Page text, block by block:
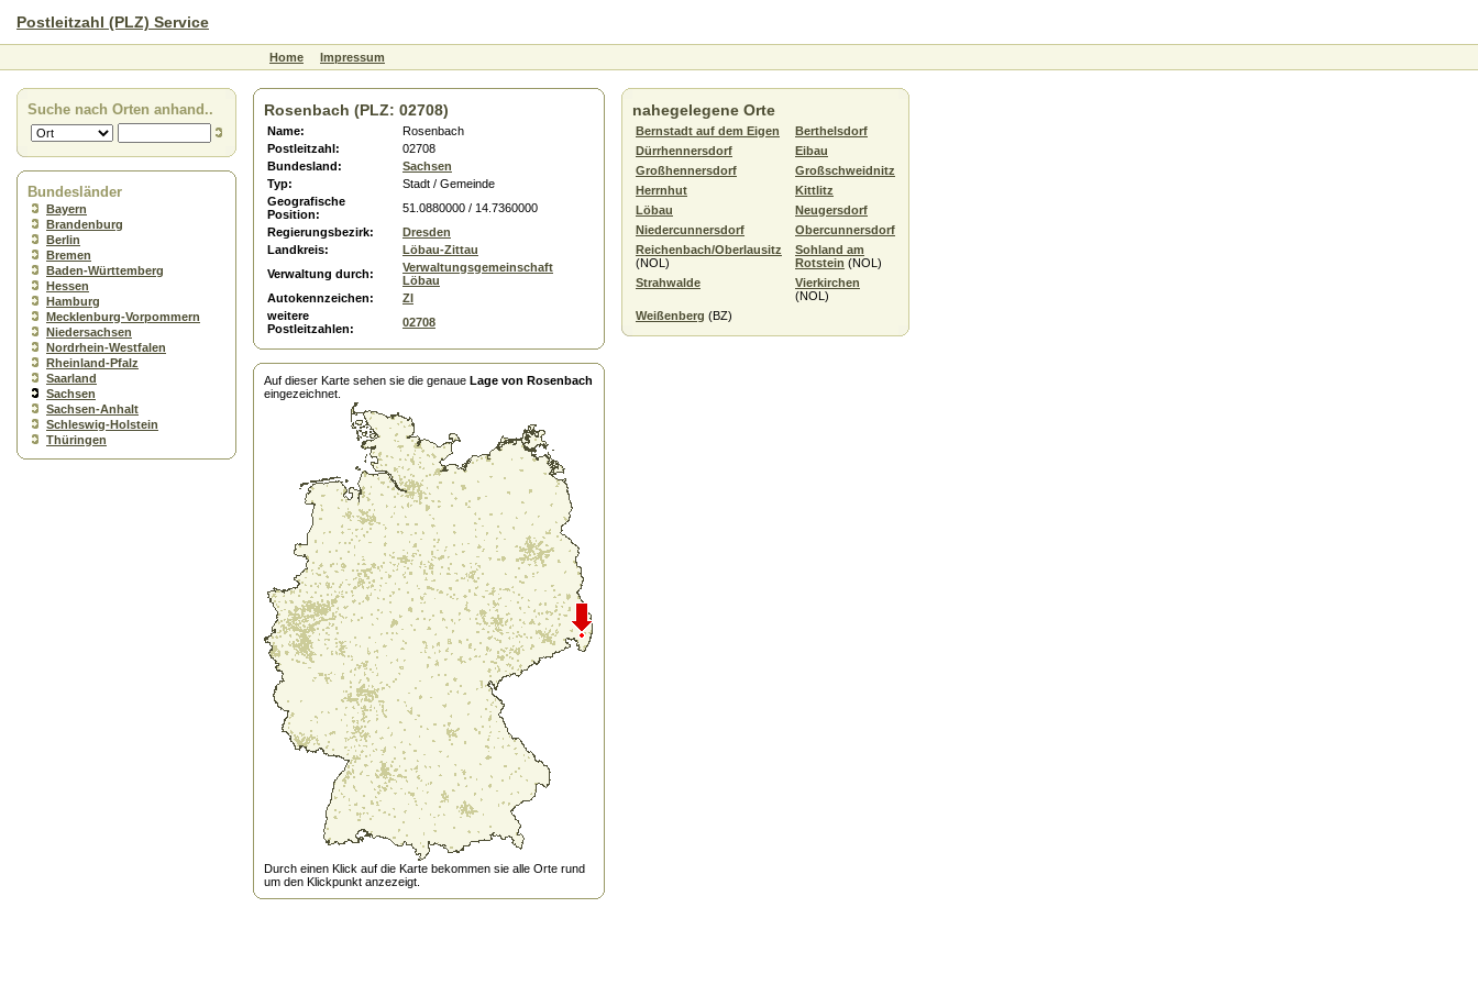
Postleitzahl (PLZ) Service
Home Impressum
Suche nach Orten anhand..
Bundesländer
Bayern
Brandenburg
Berlin
Bremen
Baden-Württemberg
Hessen
Hamburg
Mecklenburg-Vorpommern
Niedersachsen
Nordrhein-Westfalen
Rheinland-Pfalz
Saarland
Sachsen
Sachsen-Anhalt
Schleswig-Holstein
Thüringen
Rosenbach (PLZ: 02708)
Name:
Rosenbach
Postleitzahl:
02708
Bundesland:
Sachsen
Typ:
Stadt / Gemeinde
Geografische
Position:
51.0880000 / 14.7360000
Regierungsbezirk:
Dresden
Landkreis:
Löbau-Zittau
Verwaltung durch:
Verwaltungsgemeinschaft
Löbau
Autokennzeichen:
ZI
weitere
Postleitzahlen:
02708
Auf dieser Karte sehen sie die genaue Lage von Rosenbach
eingezeichnet.
Durch einen Klick auf die Karte bekommen sie alle Orte rund
um den Klickpunkt anzezeigt.
nahegelegene Orte
Bernstadt auf dem Eigen
Berthelsdorf
Dürrhennersdorf
Eibau
Großhennersdorf
Großschweidnitz
Herrnhut
Kittlitz
Löbau
Neugersdorf
Niedercunnersdorf
Obercunnersdorf
Reichenbach/Oberlausitz
(NOL)
Sohland am
Rotstein (NOL)
Strahwalde
Vierkirchen
(NOL)
Weißenberg (BZ)